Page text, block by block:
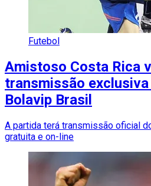
Futebol
Amistoso Costa Rica
transmissão
Bolavip Brasil
A partida terá transmissão oficial
gratuita e on-line